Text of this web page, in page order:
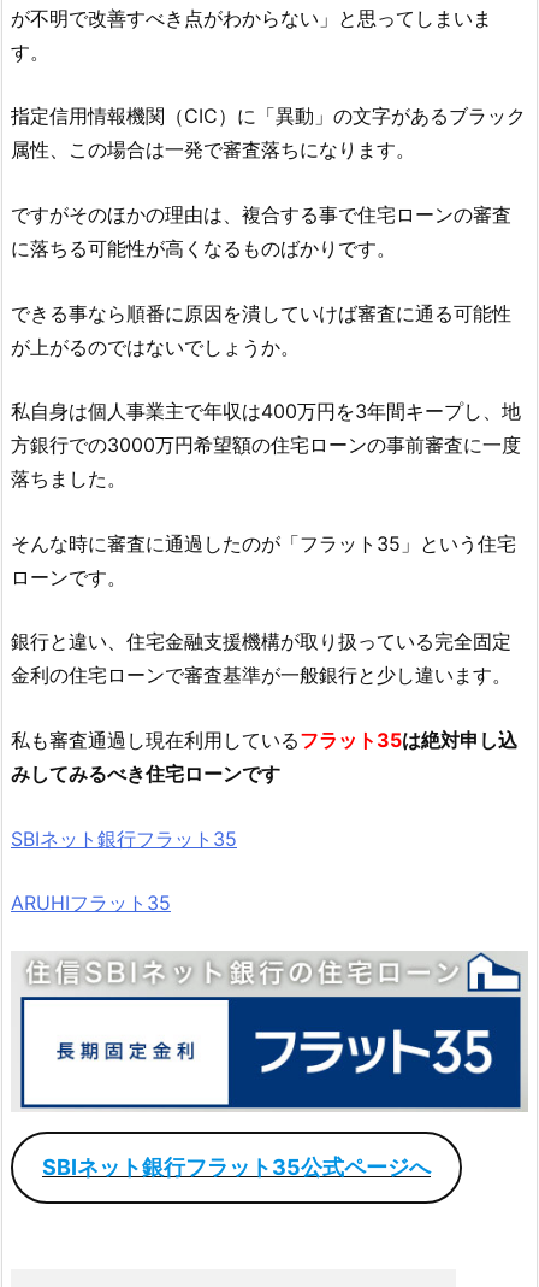
が不明で改善すべき点がわからない」と思ってしまいま
す。
指定信用情報機関（CIC）に「異動」の文字があるブラック
属性、この場合は一発で審査落ちになります。
ですがそのほかの理由は、複合する事で住宅ローンの審査
に落ちる可能性が高くなるものばかりです。
できる事なら順番に原因を潰していけば審査に通る可能性
が上がるのではないでしょうか。
私自身は個人事業主で年収は400万円を3年間キープし、地
方銀行での3000万円希望額の住宅ローンの事前審査に一度
落ちました。
そんな時に審査に通過したのが「フラット35」という住宅
ローンです。
銀行と違い、住宅金融支援機構が取り扱っている完全固定
金利の住宅ローンで審査基準が一般銀行と少し違います。
私も審査通過し現在利用しているフラット35は絶対申し込
みしてみるべき住宅ローンです
SBIネット銀行フラット35
ARUHIフラット35
SBIネット銀行フラット35公式ページへ